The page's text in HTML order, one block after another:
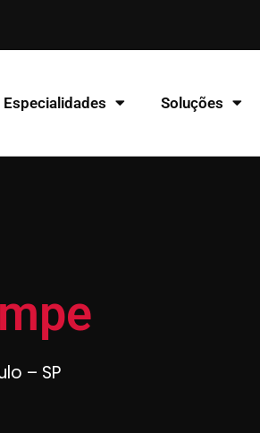
Especialidades Soluções
– SP